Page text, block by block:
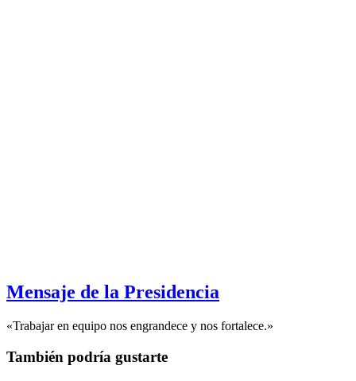
Mensaje de la Presidencia
«Trabajar en equipo nos engrandece y nos fortalece.»
También podría gustarte